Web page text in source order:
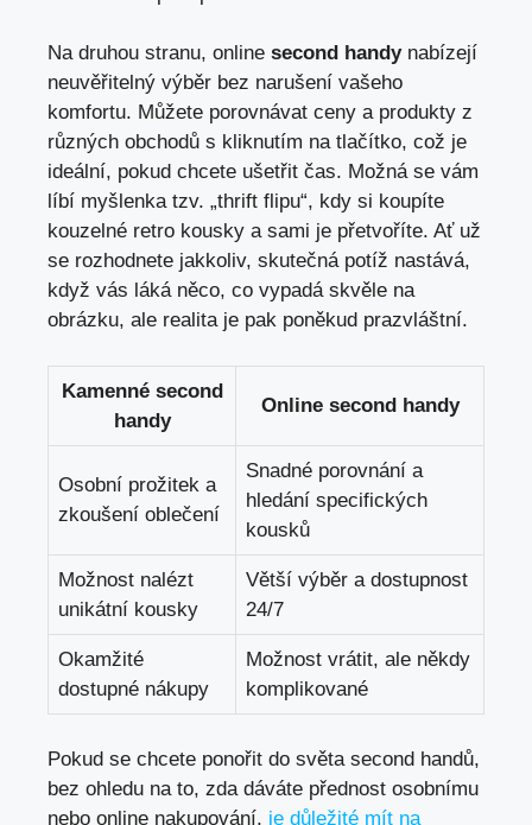
Na druhou stranu, online second handynabízejí ​
neuvěřitelný⁢ výběr‌ bez narušení vašeho
komfortu. Můžete porovnávat ceny a produkty z
různých obchodů s kliknutím na tlačítko, což je
ideální, pokud chcete‌ ušetřit čas. Možná se vám
líbí myšlenka tzv. „thrift flipu“, kdy si ‍koupíte
kouzelné retro kousky a sami⁢ je přetvoříte. Ať už
se rozhodnete jakkoliv, skutečná potíž nastává,
když vás láká něco, co vypadá skvěle na
obrázku, ale realita je pak poněkud prazvláštní.
Kamenné second
handy
Online second handy
Osobní prožitek a
zkoušení oblečení
Snadné porovnání a
hledání specifických
kousků
Možnost nalézt
unikátní kousky
Větší výběr a dostupnost
‌24/7
Okamžité
dostupné nákupy
Možnost vrátit, ale někdy‍
komplikované
Pokud se​ chcete ponořit do ⁢světa second handů,
bez ohledu na to, zda‌ dáváte přednost osobnímu
nebo online nakupování, je důležité mít na